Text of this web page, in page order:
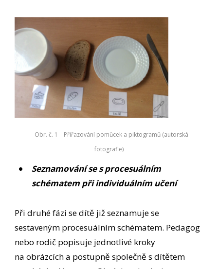
Obr. č. 1 – Přiřazování pomůcek a piktogramů (autorská
fotografie)
Seznamování se s procesuálním
schématem při individuálním učení
Při druhé fázi se dítě již seznamuje se
sestaveným procesuálním schématem. Pedagog
nebo rodič popisuje jednotlivé kroky
na obrázcích a postupně společně s dítětem